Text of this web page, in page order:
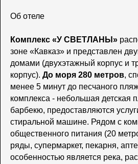
Об отеле
Комплекс «У СВЕТЛАНЫ»
зоне «Кавказ» и представлен
домами (двухэтажный корпус и
корпус). До моря 280 метров,
менее 5 минут до песчаного
комплекса - небольшая детская
барбекю, предоставляются
стиральной машине. Рядом с
общественного питания (20
ряды, супермаркет, пекарня,
особенностью является река,